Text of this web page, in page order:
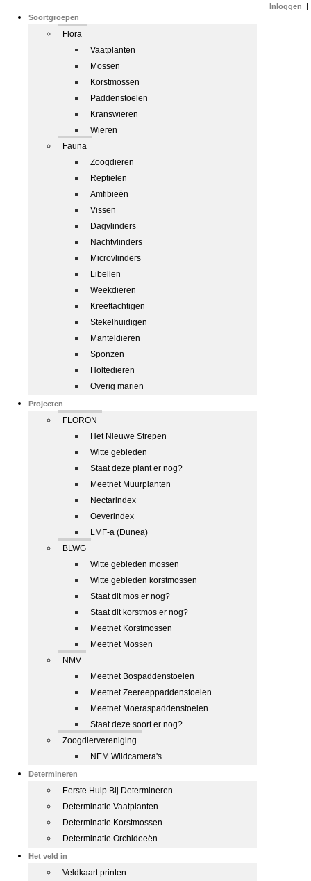
Soortgroepen
Flora
Vaatplanten
Mossen
Korstmossen
Paddenstoelen
Kranswieren
Wieren
Fauna
Zoogdieren
Reptielen
Amfibieën
Vissen
Dagvlinders
Nachtvlinders
Microvlinders
Libellen
Weekdieren
Kreeftachtigen
Stekelhuidigen
Manteldieren
Sponzen
Holtedieren
Overig marien
Projecten
FLORON
Het Nieuwe Strepen
Witte gebieden
Staat deze plant er nog?
Meetnet Muurplanten
Nectarindex
Oeverindex
LMF-a (Dunea)
BLWG
Witte gebieden mossen
Witte gebieden korstmossen
Staat dit mos er nog?
Staat dit korstmos er nog?
Meetnet Korstmossen
Meetnet Mossen
NMV
Meetnet Bospaddenstoelen
Meetnet Zeereeppaddenstoelen
Meetnet Moeraspaddenstoelen
Staat deze soort er nog?
Zoogdiervereniging
NEM Wildcamera's
Determineren
Eerste Hulp Bij Determineren
Determinatie Vaatplanten
Determinatie Korstmossen
Determinatie Orchideeën
Het veld in
Veldkaart printen
Inloggen |